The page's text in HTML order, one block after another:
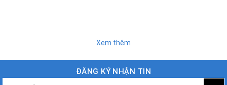
Xem thêm
ĐĂNG KÝ NHẬN TIN